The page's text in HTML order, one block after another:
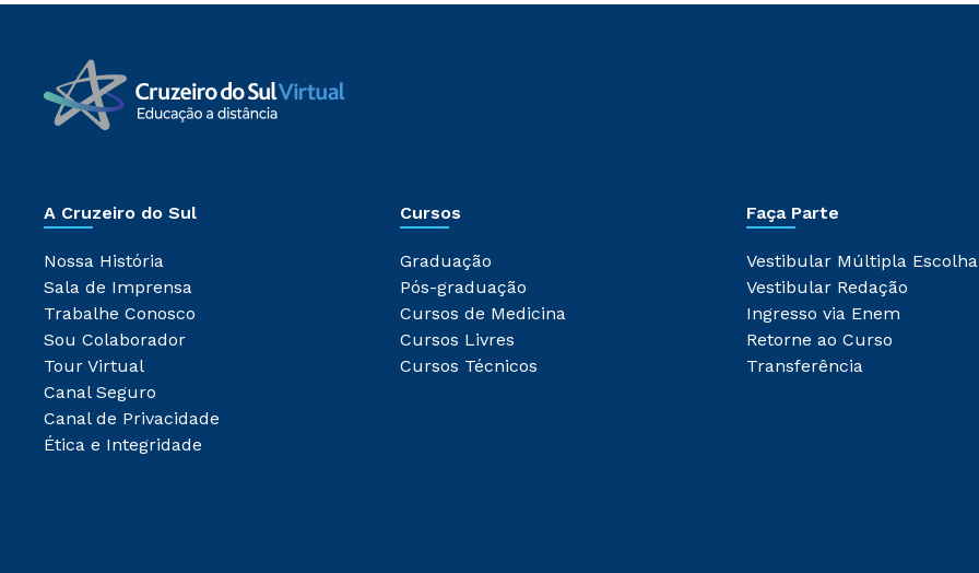
A Cruzeiro do Sul
Nossa História
Sala de Imprensa
Trabalhe Conosco
Sou Colaborador
Tour Virtual
Canal Seguro
Canal de Privacidade
Ética e Integridade
Cursos
Graduação
Pós-graduação
Cursos de Medicina
Cursos Livres
Cursos Técnicos
Faça Parte
Vestibular Múltipla Escolha
Vestibular Redação
Ingresso via Enem
Retorne ao Curso
Transferência